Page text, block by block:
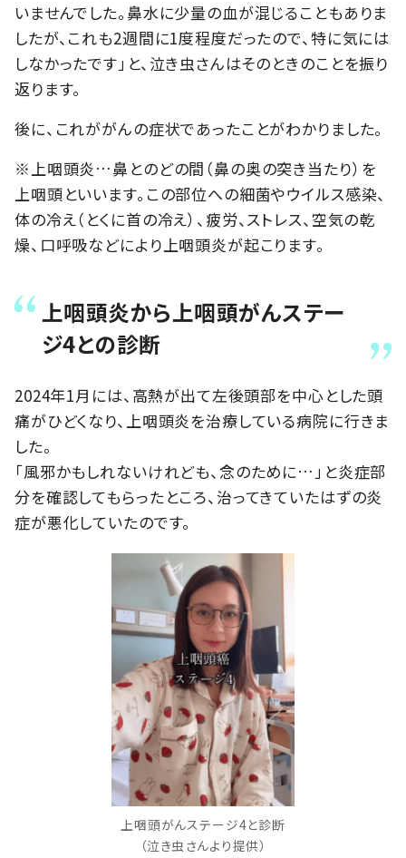
いませんでした。鼻水に少量の血が混じることもありま
したが、これも2週間に1度程度だったので、特に気には
しなかったです」と、泣き虫さんはそのときのことを振り
返ります。
後に、これががんの症状であったことがわかりました。
※上咽頭炎…鼻とのどの間（鼻の奥の突き当たり）を
上咽頭といいます。この部位への細菌やウイルス感染、
体の冷え（とくに首の冷え）、疲労、ストレス、空気の乾
燥、口呼吸などにより上咽頭炎が起こります。
上咽頭炎から上咽頭がんステー
ジ4との診断
2024年1月には、高熱が出て左後頭部を中心とした頭
痛がひどくなり、上咽頭炎を治療している病院に行きま
した。
「風邪かもしれないけれども、念のために…」と炎症部
分を確認してもらったところ、治ってきていたはずの炎
症が悪化していたのです。
上咽頭がんステージ4と診断
（泣き虫さんより提供）